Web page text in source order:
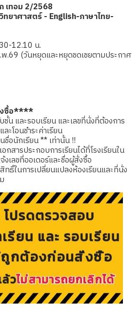
เทอม 2/2568
ยาศาสตร์ - English-ภาษาไทย-
12.10 น.
.69 (วันหยุดและหยุดชดเชยตามประกาศ
ซื้อ****
น และรอบเรียน และเลขที่นั่งที่ต้องการ
โอนชำระค่าเรียน
ชื่อนักเรียน ** เท่านั้น !!
กสารประกอบการเรียนได้ที่โรงเรียนใน
งเลขที่ออเดอร์และชื่อผู้สั่งซื้อ
ทธิ์ในการเปลี่ยนแปลงห้องเรียนและที่นั่ง